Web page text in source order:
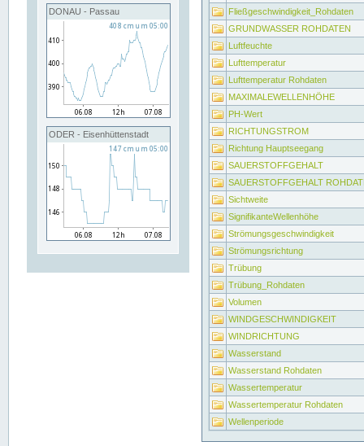
DONAU - Passau
ODER - Eisenhüttenstadt
Fließgeschwindigkeit_Rohdaten
GRUNDWASSER ROHDATEN
Luftfeuchte
Lufttemperatur
Lufttemperatur Rohdaten
MAXIMALEWELLENHÖHE
PH-Wert
RICHTUNGSTROM
Richtung Hauptseegang
SAUERSTOFFGEHALT
SAUERSTOFFGEHALT
Sichtweite
SignifikanteWellenhöhe
Strömungsgeschwindigkeit
Strömungsrichtung
Trübung
Trübung_Rohdaten
Volumen
WINDGESCHWINDIGKEIT
WINDRICHTUNG
Wasserstand
Wasserstand Rohdaten
Wassertemperatur
Wassertemperatur Rohdaten
Wellenperiode